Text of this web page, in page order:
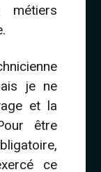
je ne
et la
être
ce